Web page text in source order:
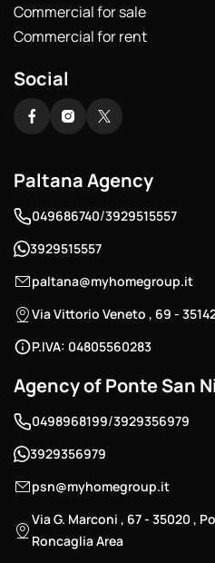
Commercial for sale
Commercial for rent
Social
Paltana Agency
049686740/3929515557
3929515557
paltana@myhomegroup.it
Via Vittorio Veneto , 69 -
P.IVA: 04805560283
Agency of Ponte San
0498968199/3929356979
3929356979
psn@myhomegroup.it
Via G. Marconi , 67 - 35020 ,
Roncaglia Area